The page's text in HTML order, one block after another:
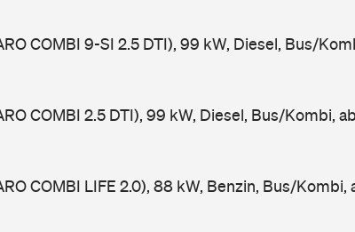
COMBI 9-SI 2.5 DTI), 99 kW, Diesel, Bus/
COMBI 2.5 DTI), 99 kW, Diesel, Bus/Kombi,
COMBI LIFE 2.0), 88 kW, Benzin, Bus/Kombi,